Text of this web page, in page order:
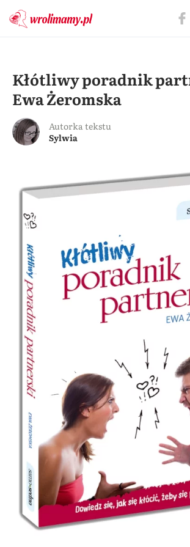
Kłótliwy poradnik
Ewa Żeromska
Autorka tekstu
Sylwia